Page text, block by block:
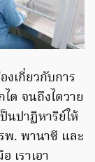
เกี่ยวกับการ
ต จนถึงไตวาย
นปาฏิหาริย์ให้
พ. พานาซี และ
เราเอา